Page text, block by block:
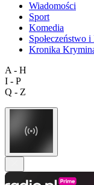
Wiadomości
Sport
Komedia
Społeczeństwo
Kronika
A - H
I - P
Q - Z